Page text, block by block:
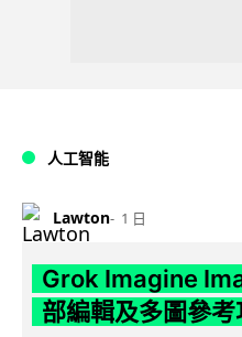
人工智能
Lawton 1 日
Grok Imagine
部編輯及多圖參考